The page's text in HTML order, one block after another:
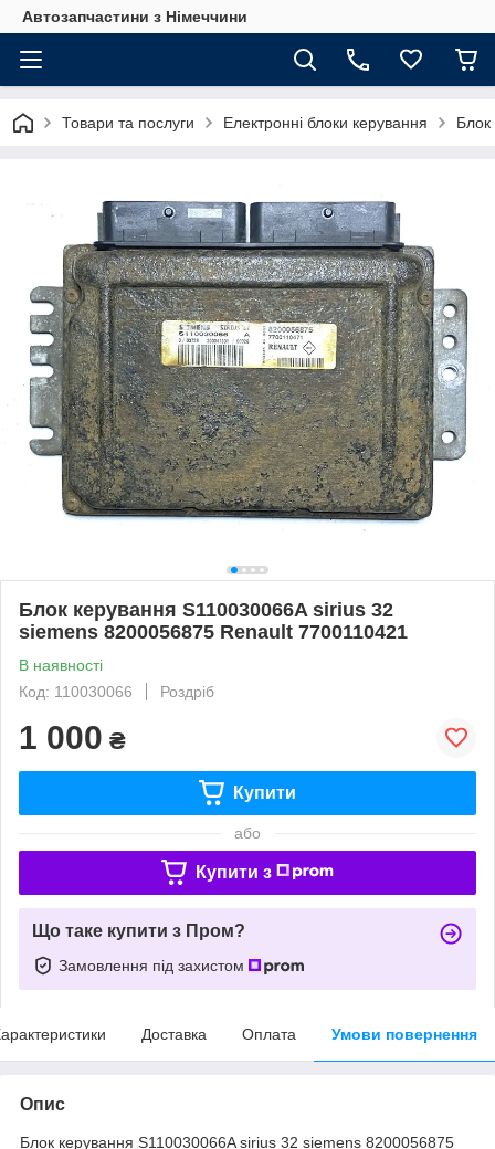
Автозапчастини з Німеччини
Товари та послуги Електронні блоки керування
Блок керування S110030066A sirius 32
siemens 8200056875 Renault 7700110421
В наявності
Код: 110030066
Роздріб
1 000 ₴
Купити
або
Купити з
Що таке купити з Пром?
Замовлення під захистом
Доставка Оплата Умови повернення
Опис
Блок керування S110030066A sirius 32 siemens 8200056875